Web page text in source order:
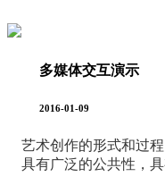
多媒体交互演示
2016-01-09
艺术创作的形式和过
具有广泛的公共性，